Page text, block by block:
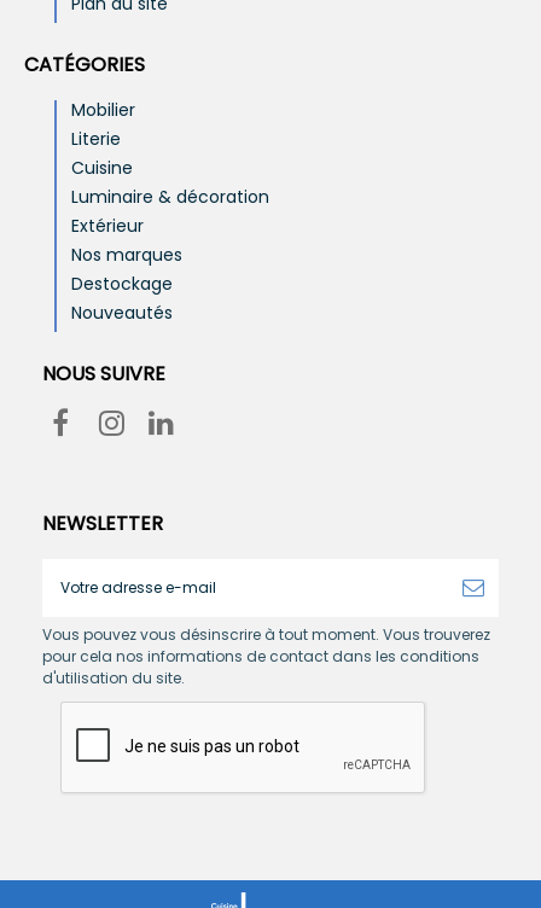
CATÉGORIES
Mobilier
Literie
Cuisine
Luminaire & décoration
Extérieur
Nos marques
Destockage
Nouveautés
NOUS SUIVRE
NEWSLETTER
Vous pouvez vous désinscrire à tout moment. Vous trouverez
pour cela nos informations de contact dans les conditions
d'utilisation du site.